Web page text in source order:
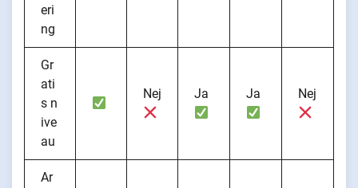
eri
ng
Gr
ati
s n
ive
au
Nej Ja Ja Nej
Ar